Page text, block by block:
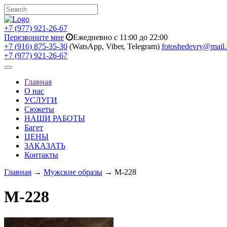
+7 (977) 921-26-67
Перезвоните мне
Ежедневно с 11:00 до 22:00
+7 (916) 875-35-30 (WatsApp, Viber, Telegram)
+7 (977) 921-26-67
Toggle
navigationГлавная
О нас
УСЛУГИ
Сюжеты
НАШИ РАБОТЫ
Багет
ЦЕНЫ
ЗАКАЗАТЬ
Контакты
Главная → Мужские образы → M-228
M-228